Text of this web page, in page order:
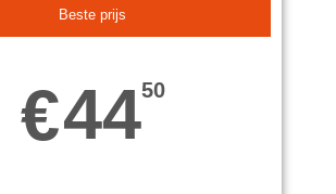
Beste prijs
€4450